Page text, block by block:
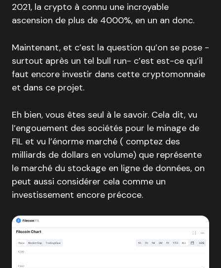
2021, la crypto à connu une incroyable
ascension de plus de 4000%, en un an donc.
Maintenant, et c’est la question qu’on se pose -
surtout après un tel bull run- c’est est-ce qu’il
faut encore investir dans cette cryptomonnaie
et dans ce projet.
Eh bien, vous êtes seul à le savoir. Cela dit, vu
l’engouement des sociétés pour le minage de
FIL et vu l’énorme marché ( comptez des
milliards de dollars en volume) que représente
le marché du stockage en ligne de données, on
peut aussi considérer cela comme un
investissement encore précoce.